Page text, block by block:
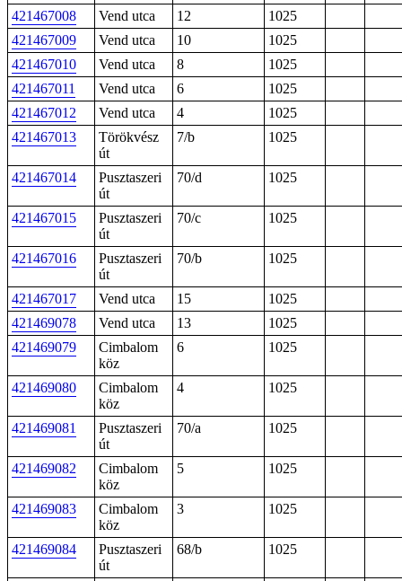
421467008 Vend utca 12
1025
421467009
Vend utca 10
1025
421467010
Vend utca 8
1025
421467011
Vend utca 6
1025
421467012
Vend utca 4
1025
421467013
Törökvész
út
7/b 1025
421467014
Pusztaszeri
út
70/d 1025
421467015
Pusztaszeri
út
70/c 1025
421467016
Pusztaszeri
út
70/b 1025
421467017 Vend utca 15
1025
421469078
Vend utca 13
1025
421469079
Cimbalom
köz
6 1025
421469080
Cimbalom
köz
4 1025
421469081
Pusztaszeri
út
70/a 1025
421469082
Cimbalom
köz
5 1025
421469083
Cimbalom
köz
3 1025
421469084
Pusztaszeri
út
68/b 1025